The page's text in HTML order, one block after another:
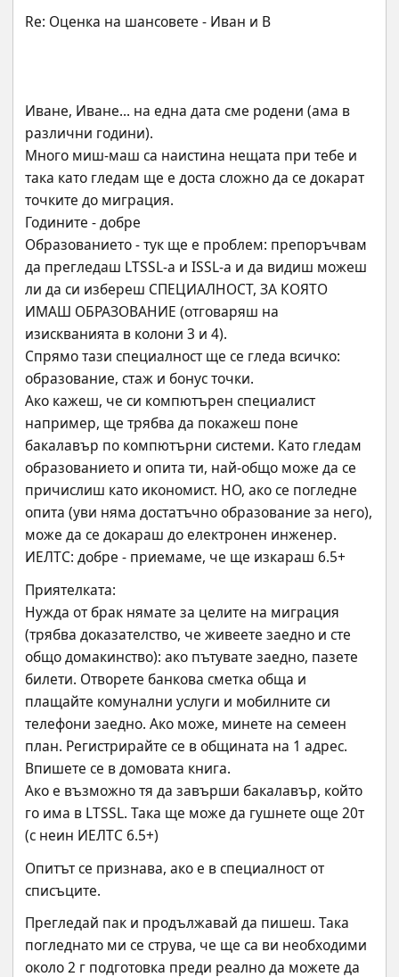
Иване, Иване... на една дата сме родени (ама в
различни години).
Много миш-маш са наистина нещата при тебе и
така като гледам ще е доста сложно да се докарат
точките до миграция.
Годините - добре
Образованието - тук ще е проблем: препоръчвам
да прегледаш LTSSL-а и ISSL-а и да видиш можеш
ли да си избереш СПЕЦИАЛНОСТ, ЗА КОЯТО
ИМАШ ОБРАЗОВАНИЕ (отговаряш на
изискванията в колони 3 и 4).
Спрямо тази специалност ще се гледа всичко:
образование, стаж и бонус точки.
Ако кажеш, че си компютърен специалист
например, ще трябва да покажеш поне
бакалавър по компютърни системи. Като гледам
образованието и опита ти, най-общо може да се
причислиш като икономист. НО, ако се погледне
опита (уви няма достатъчно образование за него),
може да се докараш до електронен инженер.
ИЕЛТС: добре - приемаме, че ще изкараш 6.5+
Приятелката:
Нужда от брак нямате за целите на миграция
(трябва доказателство, че живеете заедно и сте
общо домакинство): ако пътувате заедно, пазете
билети. Отворете банкова сметка обща и
плащайте комунални услуги и мобилните си
телефони заедно. Ако може, минете на семеен
план. Регистрирайте се в общината на 1 адрес.
Впишете се в домовата книга.
Ако е възможно тя да завърши бакалавър, който
го има в LTSSL. Така ще може да гушнете още 20т
(с неин ИЕЛТС 6.5+)
Опитът се признава, ако е в специалност от
списъците.
Прегледай пак и продължавай да пишеш. Така
погледнато ми се струва, че ще са ви необходими
около 2 г подготовка преди реално да можете да